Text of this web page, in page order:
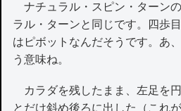
ナチュラル・スピン・ターン
ラル・ターンと同じです。四歩
はピボットなんだそうです。あ
う意味ね。
カラダを残したまま、左足を
とだけ斜め後ろに出した（これ